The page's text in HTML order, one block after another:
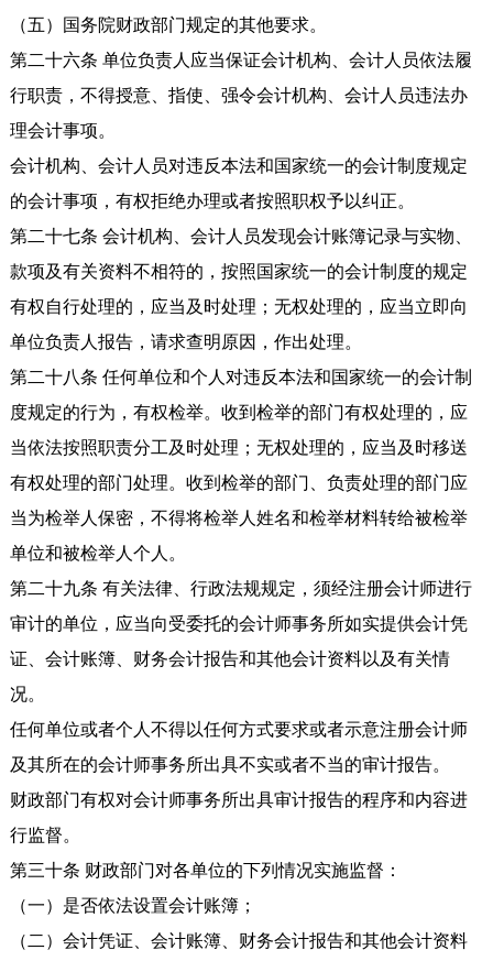
（五）国务院财政部门规定的其他要求。
第二十六条 单位负责人应当保证会计机构、会计人员依法履
行职责，不得授意、指使、强令会计机构、会计人员违法办
理会计事项。
会计机构、会计人员对违反本法和国家统一的会计制度规定
的会计事项，有权拒绝办理或者按照职权予以纠正。
第二十七条 会计机构、会计人员发现会计账簿记录与实物、
款项及有关资料不相符的，按照国家统一的会计制度的规定
有权自行处理的，应当及时处理；无权处理的，应当立即向
单位负责人报告，请求查明原因，作出处理。
第二十八条 任何单位和个人对违反本法和国家统一的会计制
度规定的行为，有权检举。收到检举的部门有权处理的，应
当依法按照职责分工及时处理；无权处理的，应当及时移送
有权处理的部门处理。收到检举的部门、负责处理的部门应
当为检举人保密，不得将检举人姓名和检举材料转给被检举
单位和被检举人个人。
第二十九条 有关法律、行政法规规定，须经注册会计师进行
审计的单位，应当向受委托的会计师事务所如实提供会计凭
证、会计账簿、财务会计报告和其他会计资料以及有关情
况。
任何单位或者个人不得以任何方式要求或者示意注册会计师
及其所在的会计师事务所出具不实或者不当的审计报告。
财政部门有权对会计师事务所出具审计报告的程序和内容进
行监督。
第三十条 财政部门对各单位的下列情况实施监督：
（一）是否依法设置会计账簿；
（二）会计凭证、会计账簿、财务会计报告和其他会计资料